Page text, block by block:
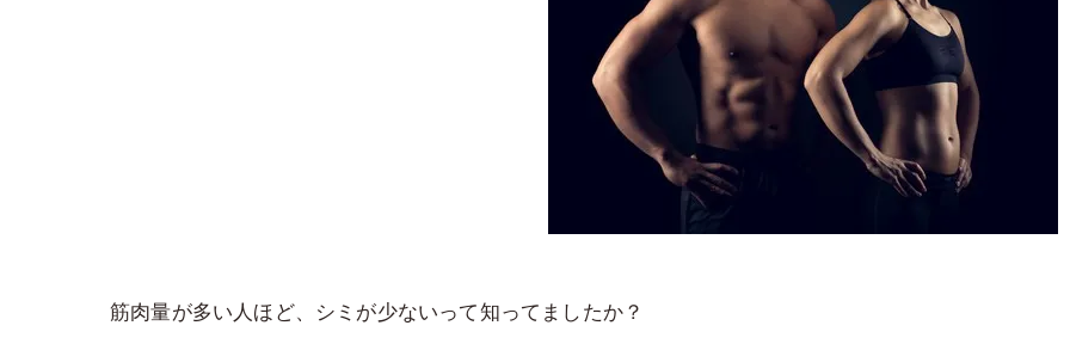
筋肉量が多い人ほど、シミが少ないって知ってましたか？